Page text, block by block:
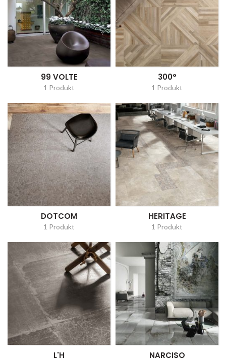
99 VOLTE
1 Produkt
300°
1 Produkt
DOTCOM
1 Produkt
HERITAGE
1 Produkt
L'H NARCISO